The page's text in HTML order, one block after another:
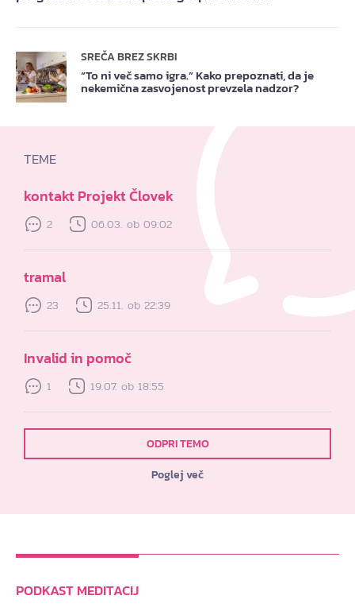
SREČA BREZ SKRBI
“To ni več samo igra.” Kako prepoznati, da je
nekemična zasvojenost prevzela nadzor?
TEME
kontakt Projekt Človek
2 06.03. ob 09:02
tramal
23 25.11. ob 22:39
Invalid in pomoč
1 19.07. ob 18:55
ODPRI TEMO
Poglej več
PODKAST MEDITACIJ